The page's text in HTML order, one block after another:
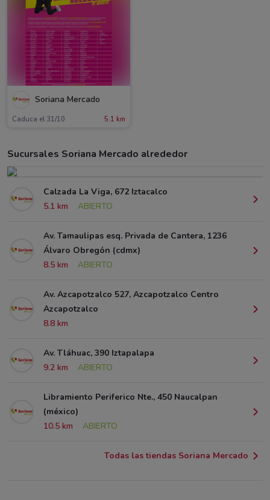
Soriana Mercado
Caduca el 31/10 5.1 km
Sucursales Soriana Mercado alrededor
Calzada La Viga, 672 Iztacalco
5.1 km
ABIERTO
Av. Tamaulipas esq. Privada de Cantera, 1236
Álvaro Obregón (cdmx)
8.5 km
ABIERTO
Av. Azcapotzalco 527, Azcapotzalco Centro
Azcapotzalco
8.8 km
Av. Tláhuac, 390 Iztapalapa
9.2 km
ABIERTO
Libramiento Periferico Nte., 450 Naucalpan
(méxico)
10.5 km
ABIERTO
Todas las tiendas Soriana Mercado